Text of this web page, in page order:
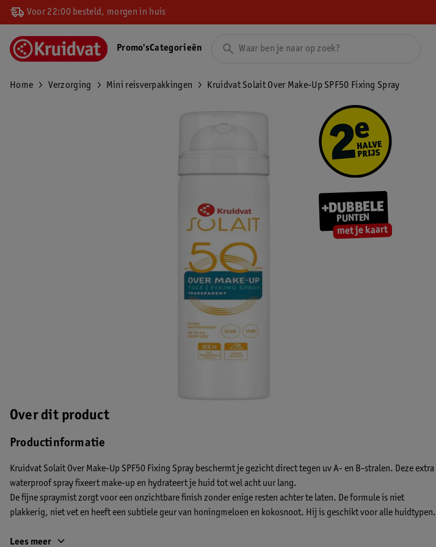
Voor 22:00 besteld, morgen in huis
Promo'sCategorieën
Home Verzorging Mini reisverpakkingen Kruidvat Solait Over Make-Up SPF50 Fixing Spray
Over dit product
Productinformatie
Kruidvat Solait Over Make-Up SPF50 Fixing Spray beschermt je gezicht direct tegen uv A- en B-stralen. Deze extra
waterproof spray fixeert make-up en hydrateert je huid tot wel acht uur lang.
De fijne spraymist zorgt voor een onzichtbare finish zonder enige resten achter te laten. De formule is niet
plakkerig, niet vet en heeft een subtiele geur van honingmeloen en kokosnoot. Hij is geschikt voor alle huidtypen.
Hoe gebruik je de Kruidvat Solait Over Make-Up SPF50 Fixing Spray?
Lees meer